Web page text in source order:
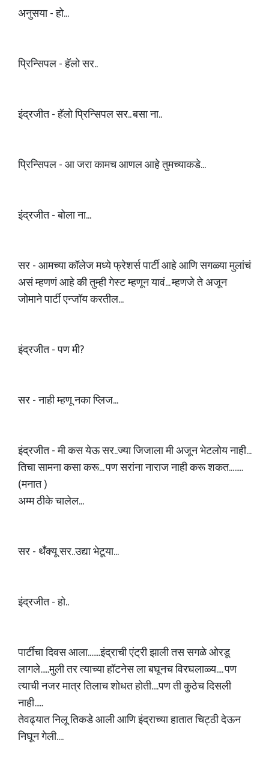
अनुसया - हो...
प्रिन्सिपल - हॅलो सर..
इंद्रजीत - हॅलो प्रिन्सिपल सर.. बसा ना..
प्रिन्सिपल - आ जरा कामच आणल आहे तुमच्याकडे...
इंद्रजीत - बोला ना...
सर - आमच्या कॉलेज मध्ये फ्रेशर्स पार्टी आहे आणि सगळ्या मुलांचं
असं म्हणणं आहे की तुम्ही गेस्ट म्हणून यावं... म्हणजे ते अजून
जोमाने पार्टी एन्जॉय करतील...
इंद्रजीत - पण मी?
सर - नाही म्हणू नका प्लिज...
इंद्रजीत - मी कस येऊ सर..ज्या जिजाला मी अजून भेटलोय नाही...
तिचा सामना कसा करू... पण सरांना नाराज नाही करू शकत........
(मनात )
अम्म ठीके चालेल...
सर - थँक्यू सर..उद्या भेटूया...
इंद्रजीत - हो..
पार्टीचा दिवस आला.......इंद्राची एंट्री झाली तस सगळे ओरडू
लागले.....मुली तर त्याच्या हॉटनेस ला बघूनच विरघलाळ्य.... पण
त्याची नजर मात्र तिलाच शोधत होती....पण ती कुठेच दिसली
नाही.....
तेवढ्यात निलू तिकडे आली आणि इंद्राच्या हातात चिट्ठी देऊन
निघून गेली....